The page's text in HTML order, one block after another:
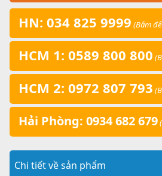
HN: 034 825 9999 (Bấm
HCM 1: 0589 800 800
HCM 2: 0972 807 793
Hải Phòng: 0934 682 679
Chi tiết về sản phẩm